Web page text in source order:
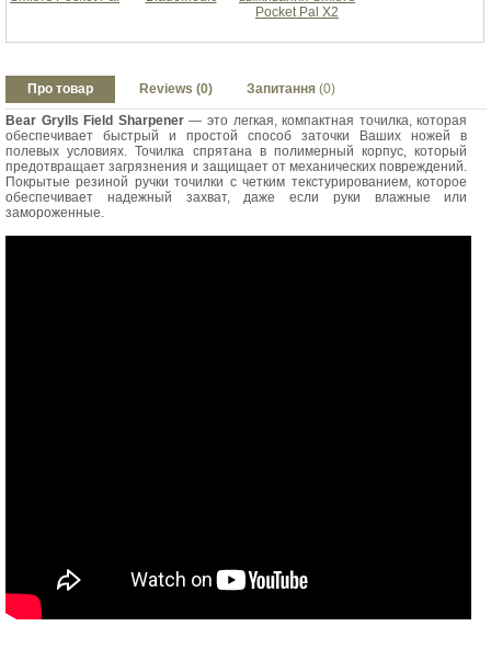
Pocket Pal X2
Про товар Reviews (0) Запитання (0)
Bear Grylls Field Sharpener— это легкая, компактная точилка, которая
обеспечивает быстрый и простой способ заточки Ваших ножей в
полевых условиях. Точилка спрятана в полимерный корпус, который
предотвращает загрязнения и защищает от механических повреждений.
Покрытые резиной ручки точилки с четким текстурированием, которое
обеспечивает надежный захват, даже если руки влажные или
замороженные.